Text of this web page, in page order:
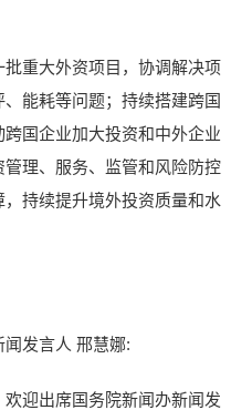
重大外资项目，协调解决项
能耗等问题；持续搭建跨国
国企业加大投资和中外企业
理、服务、监管和风险防控
持续提升境外投资质量和水
发言人 邢慧娜:
迎出席国务院新闻办新闻发